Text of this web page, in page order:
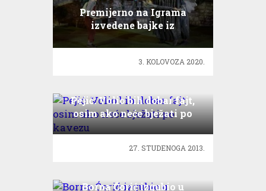
Premijerno na Igrama
izvedene bajke iz
dubrovačkog kraja
3. KOLOVOZA 2020.
Pejić: Volio bih dobar fajt,
osim ako neće bježati po
kavezu
27. STUDENOGA 2013.
Borna Ćorić izgubio u